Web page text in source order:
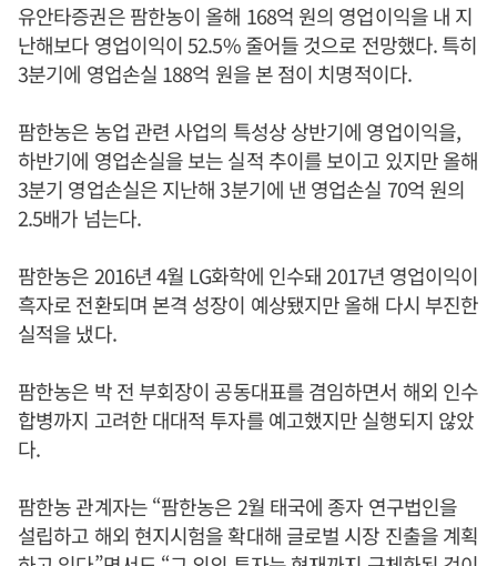
유안타증권은 팜한농이 올해 168억 원의 영업이익을 내 지
난해보다 영업이익이 52.5% 줄어들 것으로 전망했다. 특히
3분기에 영업손실 188억 원을 본 점이 치명적이다.
팜한농은 농업 관련 사업의 특성상 상반기에 영업이익을,
하반기에 영업손실을 보는 실적 추이를 보이고 있지만 올해
3분기 영업손실은 지난해 3분기에 낸 영업손실 70억 원의
2.5배가 넘는다.
팜한농은 2016년 4월 LG화학에 인수돼 2017년 영업이익이
흑자로 전환되며 본격 성장이 예상됐지만 올해 다시 부진한
실적을 냈다.
팜한농은 박 전 부회장이 공동대표를 겸임하면서 해외 인수
합병까지 고려한 대대적 투자를 예고했지만 실행되지 않았
다.
팜한농 관계자는 “팜한농은 2월 태국에 종자 연구법인을
설립하고 해외 현지시험을 확대해 글로벌 시장 진출을 계획